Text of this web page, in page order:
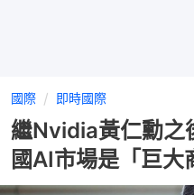
國際 即時國際
繼Nvidia黃仁勳
國AI市場是「巨大